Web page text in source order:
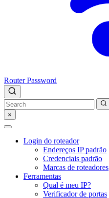
Router Password
×
Login do roteador
Endereços IP padrão
Credenciais padrão
Marcas de roteadores
Ferramentas
Qual é meu IP?
Verificador de portas